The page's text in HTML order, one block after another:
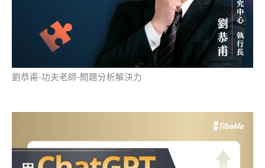
劉恭甫-功夫老師-問題分析解決力